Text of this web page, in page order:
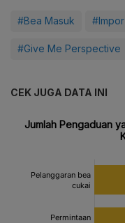
#Bea Masuk #Impor
#Give Me Perspective
CEK JUGA DATA INI